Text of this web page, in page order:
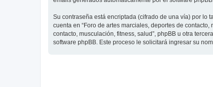
Su contraseña está encriptada (cifrado de una vía) por lo
cuenta en “Foro de artes marciales, deportes de
contacto, musculación, fitness, salud”, phpBB u otra
software phpBB. Este proceso le solicitará ingresar su